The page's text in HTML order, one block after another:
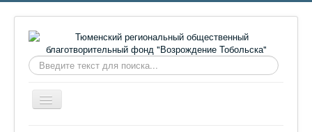
Искать...
Включить/
выключить